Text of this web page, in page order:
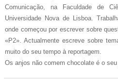
Comunicação, na Faculdade de
Universidade Nova de Lisboa.
onde começou por escrever sobre
«P2». Actualmente escreve sobre
muito do seu tempo à reportagem.
Os anjos não comem chocolate é o seu